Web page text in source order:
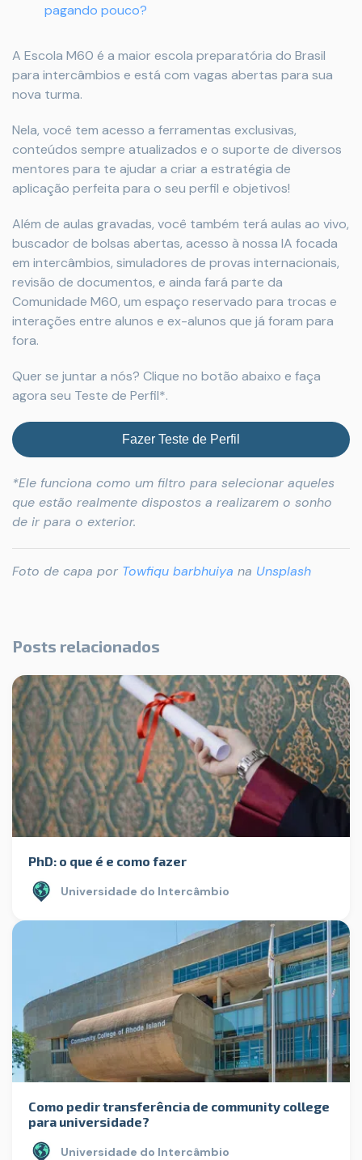
pagando pouco?
A Escola M60 é a maior escola preparatória do Brasil
para intercâmbios e está com vagas abertas para sua
nova turma.
Nela, você tem acesso a ferramentas exclusivas,
conteúdos sempre atualizados e o suporte de diversos
mentores para te ajudar a criar a estratégia de
aplicação perfeita para o seu perfil e objetivos!
Além de aulas gravadas, você também terá aulas ao vivo,
buscador de bolsas abertas, acesso à nossa IA focada
em intercâmbios, simuladores de provas internacionais,
revisão de documentos, e ainda fará parte da
Comunidade M60, um espaço reservado para trocas e
interações entre alunos e ex-alunos que já foram para
fora.
Quer se juntar a nós? Clique no botão abaixo e faça
agora seu Teste de Perfil*.
Fazer Teste de Perfil
*Ele funciona como um filtro para selecionar aqueles
que estão realmente dispostos a realizarem o sonho
de ir para o exterior.
Foto de capa por Towfiqu barbhuiya na Unsplash
Posts relacionados
PhD: o que é e como fazer
Universidade do Intercâmbio
Como pedir transferência de community college
para universidade?
Universidade do Intercâmbio